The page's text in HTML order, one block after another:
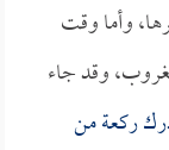
وأما وقت
وقد جاء
ركعة من